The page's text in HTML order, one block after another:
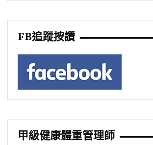
FB追蹤按讚
甲級健康體重管理師